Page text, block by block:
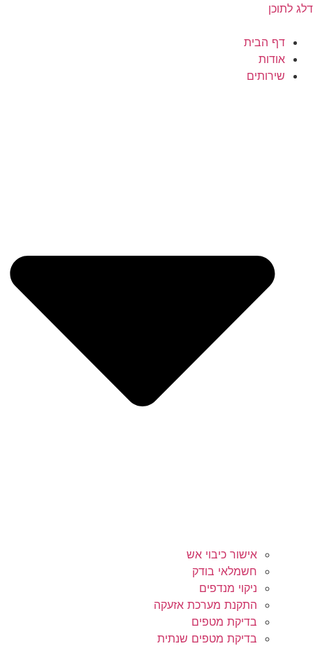
דלג לתוכן
דף הבית
אודות
שירותים
אישור כיבוי אש
חשמלאי בודק
ניקוי מנדפים
התקנת מערכת אזעקה
בדיקת מטפים
בדיקת מטפים שנתית